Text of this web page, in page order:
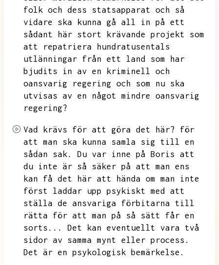
folk och dess statsapparat och så
vidare ska kunna gå all in på ett
sådant här stort krävande projekt som
att repatriera hundratusentals
utlänningar från ett land som har
bjudits in av en kriminell och
oansvarig regering och som nu ska
utvisas av en något mindre oansvarig
regering?
Vad krävs för att göra det här?
för
att man ska kunna samla sig till en
sådan sak.
Du var inne på Boris att
du inte är så säker på att man ens
kan få det här att hända om man inte
först laddar upp psykiskt med att
ställa de ansvariga förbitarna till
rätta för att man på så sätt får en
sorts...
Det kan eventuellt vara två
sidor av samma mynt eller process.
Det är en psykologisk bemärkelse.